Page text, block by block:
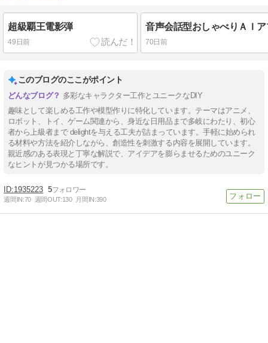
超級覇王電影弾
49日前 70日前
このブログのここがポイント
多彩なキャラクター工作とユニークなDIY
趣味として楽しめる工作や模型作りに特化しています。テーマはアニメ、
ロボット、トイ、ゲーム関連から、身近な日用品まで多岐にわたり、初心
者から上級者まで delightを与える工夫が詰まっています。手軽に始められ
る材料や方法を紹介しながら、創造性を刺激する内容を展開しています。
親近感のある表現と丁寧な解説で、アイデアを膨らませるためのユニーク
なヒントが見つかる場所です。
1935223 5
週間IN:70 週間OUT:130 月間IN:390